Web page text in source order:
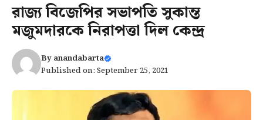
রাজ্য বিজেপির সভাপতি সুকান্ত
মজুমদারকে নিরাপত্তা দিল কেন্দ্র
Byanandabarta
Published on: September 25, 2021